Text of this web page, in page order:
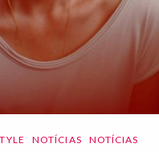
NOTÍCIAS NOTÍCIAS